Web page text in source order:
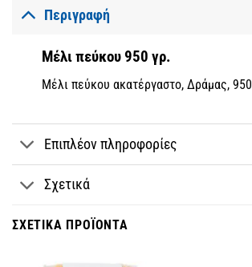
Περιγραφή
Μέλι πεύκου 950 γρ.
Μέλι πεύκου ακατέργαστο, Δράμας,
Επιπλέον πληροφορίες
Σχετικά
ΣΧΕΤΙΚΆ ΠΡΟΪΌΝΤΑ